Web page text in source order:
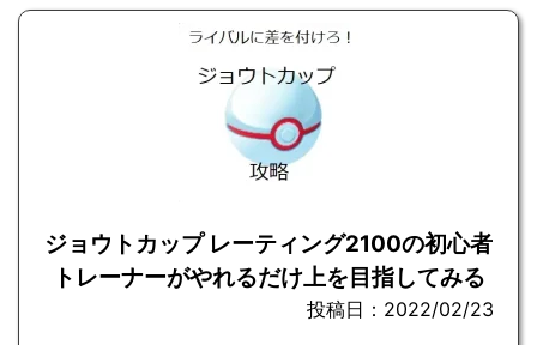
ジョウトカップ レーティング2100の初心者
トレーナーがやれるだけ上を目指してみる
投稿日：2022/02/23